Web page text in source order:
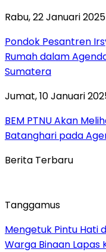
Rabu, 22 Januari
Pondok Pesantren
Rumah dalam
Sumatera
Jumat, 10 Januari
BEM PTNU Akan
Batanghari pada
Berita Terbaru
Tanggamus
Mengetuk Pintu Hati
Warga Binaan Lapas